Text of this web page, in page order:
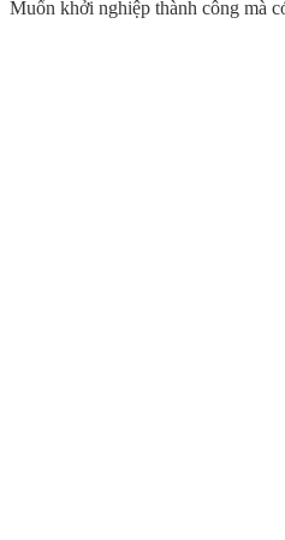
Muốn khởi nghiệp thành công mà